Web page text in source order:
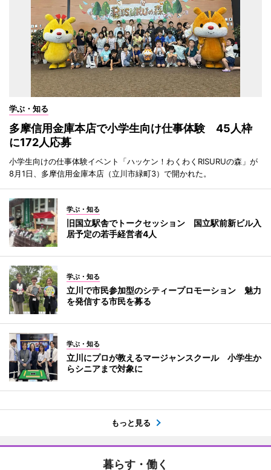
学ぶ・知る
多摩信用金庫本店で小学生向け仕事体験 45人枠
に172人応募
小学生向けの仕事体験イベント「ハッケン！わくわくRISURUの森」が
8月1日、多摩信用金庫本店（立川市緑町3）で開かれた。
学ぶ・知る
旧国立駅舎でトークセッション 国立駅前新ビル入
居予定の若手経営者4人
学ぶ・知る
立川で市民参加型のシティープロモーション 魅力
を発信する市民を募る
学ぶ・知る
立川にプロが教えるマージャンスクール 小学生か
らシニアまで対象に
もっと見る
暮らす・働く